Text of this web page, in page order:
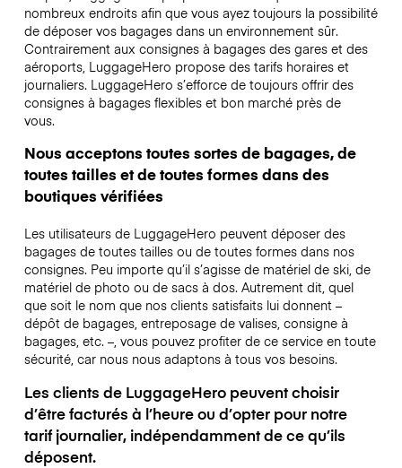
nombreux endroits afin que vous ayez toujours la possibilité
de déposer vos bagages dans un environnement sûr.
Contrairement aux consignes à bagages des gares et des
aéroports, LuggageHero propose des tarifs horaires et
journaliers. LuggageHero s’efforce de toujours offrir des
consignes à bagages flexibles et bon marché près de
vous.
Nous acceptons toutes sortes de bagages, de
toutes tailles et de toutes formes dans des
boutiques vérifiées
Les utilisateurs de LuggageHero peuvent déposer des
bagages de toutes tailles ou de toutes formes dans nos
consignes. Peu importe qu’il s’agisse de matériel de ski, de
matériel de photo ou de sacs à dos. Autrement dit, quel
que soit le nom que nos clients satisfaits lui donnent –
dépôt de bagages, entreposage de valises, consigne à
bagages, etc. –, vous pouvez profiter de ce service en toute
sécurité, car nous nous adaptons à tous vos besoins.
Les clients de LuggageHero peuvent choisir
d’être facturés à l’heure ou d’opter pour notre
tarif journalier, indépendamment de ce qu’ils
déposent.